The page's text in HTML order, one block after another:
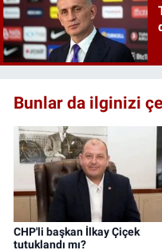
Bunlar da ilginizi
CHP'li başkan İlkay Çiçek
tutuklandı mı?